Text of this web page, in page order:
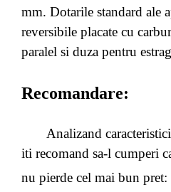
mm. Dotarile standard ale
reversibile placate cu
paralel si duza pentru
Recomandare:
Analizand
iti recomand sa-l cumperi
nu pierde cel mai bun pret: